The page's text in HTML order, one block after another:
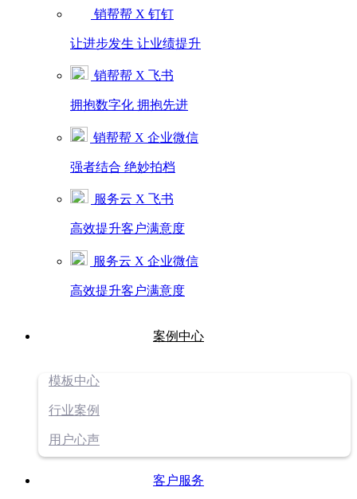
销帮帮 X 钉钉
让进步发生 让业绩提升
销帮帮 X 飞书
拥抱数字化 拥抱先进
销帮帮 X 企业微信
强者结合 绝妙拍档
服务云 X 飞书
高效提升客户满意度
服务云 X 企业微信
高效提升客户满意度
案例中心
模板中心
行业案例
用户心声
客户服务